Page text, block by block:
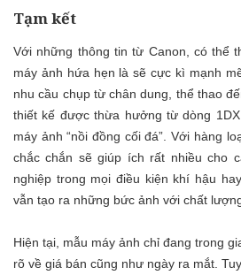
Tạm kết
Với những thông tin từ Canon, có thể
máy ảnh hứa hẹn là sẽ cực kì mạnh
nhu cầu chụp từ chân dung, thể thao
thiết kế được thừa hưởng từ dòng
máy ảnh “nồi đồng cối đá”. Với hàng
chắc chắn sẽ giúp ích rất nhiều cho
nghiệp trong mọi điều kiện khí hậu
vẫn tạo ra những bức ảnh với chất
Hiện tại, mẫu máy ảnh chỉ đang trong
rõ về giá bán cũng như ngày ra mắt.